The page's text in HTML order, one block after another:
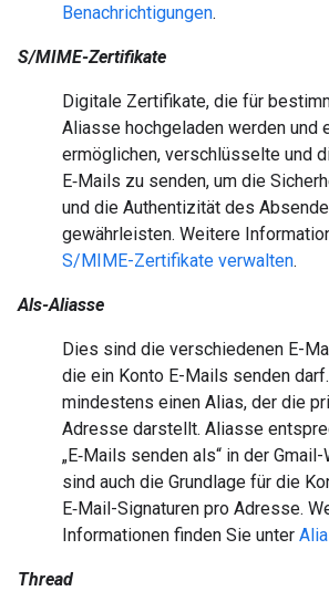
Benachrichtigungen.
S/MIME-Zertifikate
Digitale Zertifikate, die für
Aliasse hochgeladen werden und
ermöglichen, verschlüsselte und
E‑Mails zu senden, um die
und die Authentizität des
gewährleisten. Weitere
S/MIME-Zertifikate verwalten.
Als-Aliasse
Dies sind die verschiedenen E-
die ein Konto E-Mails senden
mindestens einen Alias, der die
Adresse darstellt. Aliasse
„E‑Mails senden als“ in der
sind auch die Grundlage für die
E‑Mail-Signaturen pro Adresse.
Informationen finden Sie unter
Thread